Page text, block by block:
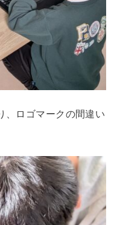
、ロゴマークの間違い